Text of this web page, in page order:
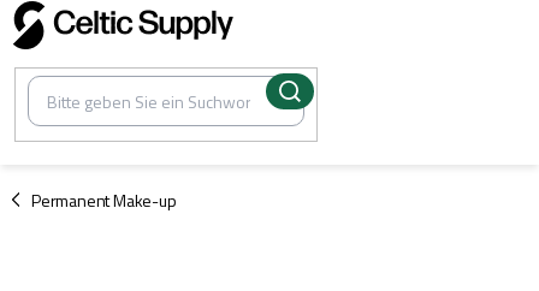
Zum
Inhalt
springen
Permanent Make-up
/